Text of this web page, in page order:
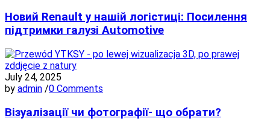
Новий Renault у нашій логістиці: Посилення
підтримки галузі Automotive
July 24, 2025
by admin /0 Comments
Візуалізації чи фотографії- що обрати?